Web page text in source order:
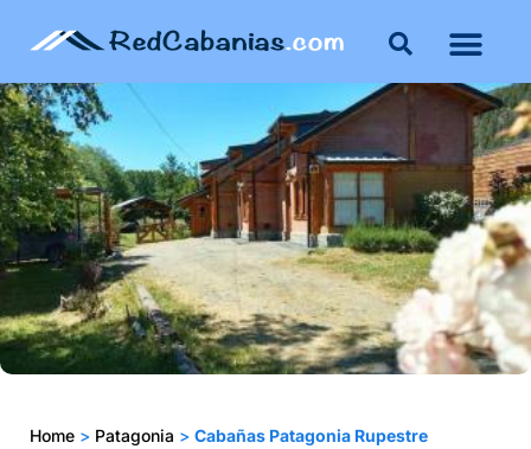
Home > Patagonia > Cabañas Patagonia Rupestre